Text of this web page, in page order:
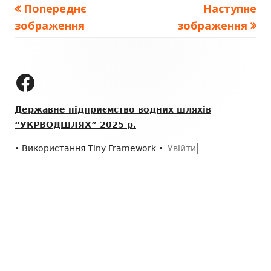
Попереднє
зображення
Наступне
зображення
колонтитулу
ДП "УКРВОДШЛЯХ" на Facebook
Державне підприємство водних шляхів
“УКРВОДШЛЯХ” 2025 р.
• Використання Tiny Framework • Увійти